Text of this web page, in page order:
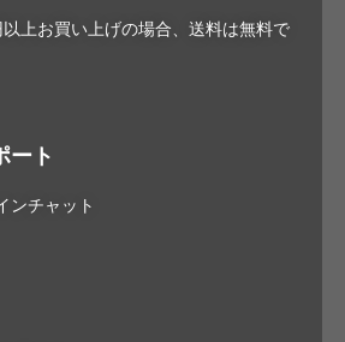
上お買い上げの場合、送料は無料で
ート
ンチャット